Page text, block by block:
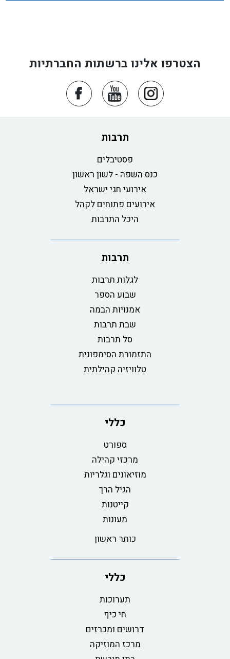
הצטרפו אלינו ברשתות החברתיות
תרבות
פסטיבלים
כנס השפה - לשון ראשון
אירועי חגי ישראל
אירועים פתוחים לקהל
היכל התרבות
תרבות
לגלות תרבות
שבוע הספר
אמנויות הבמה
שבת תרבות
סל תרבות
התזמורת הסימפונית
טלוויזיה קהילתית
כללי
ספורט
מרכזי קהילה
מוזיאונים וגלריות
הגיל הרך
קייטנות
מעונות
כותר ראשון
כללי
תערוכות
חי כיף
דרושים ומכרזים
מרכז המוזיקה